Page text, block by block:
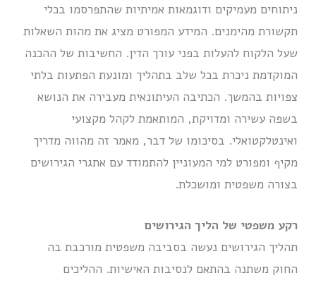
ניתוחים מעמיקים ודוגמאות אמיתיות שהתפרסמו בכלי
תקשורת מהימנים. המידע המפורט מציג את מהות השאלות
שעל הלקוח להעלות בפני עורך הדין. החשיבות של ההכנה
המוקדמת ניכרת בכל שלב בתהליך ומונעת הפתעות בלתי
צפויות בהמשך. הכתיבה העיתונאית מעבירה את הנושא
בשפה עשירה ומדויקת, המותאמת לקהל מקצועי
ואינטלקטואלי. בסיכומו של דבר, מאמר זה מהווה מדריך
מקיף ומפורט למי המעוניין להתמודד עם אתגרי הגירושים
בצורה משפטית ומושכלת.
רקע משפטי של הליך הגירושים
תהליך הגירושים נעשה בסביבה משפטית מורכבת בה
החוק משתנה בהתאם לנסיבות האישיות. ההליכים